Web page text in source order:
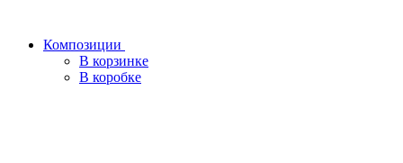
Композиции
В корзинке
В коробке